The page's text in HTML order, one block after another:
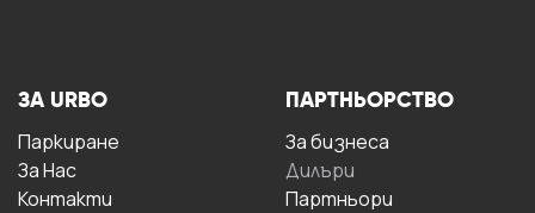
ЗА URBO
Паркиране
За Hас
Контакти
ПАРТНЬОРСТВО
За бизнесa
Дилъри
Партньори